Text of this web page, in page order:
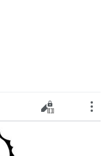
Editar código-fonte